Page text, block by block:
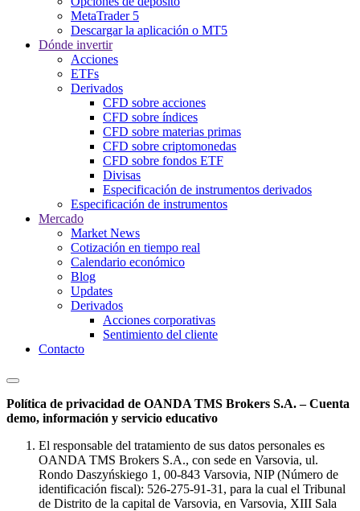
MetaTrader 5
Descargar la aplicación o MT5
Dónde invertir
Acciones
ETFs
Derivados
CFD sobre acciones
CFD sobre índices
CFD sobre materias primas
CFD sobre criptomonedas
CFD sobre fondos ETF
Divisas
Especificación de instrumentos derivados
Especificación de instrumentos
Mercado
Market News
Cotización en tiempo real
Calendario económico
Blog
Updates
Derivados
Acciones corporativas
Sentimiento del cliente
Contacto
Política de privacidad de OANDA TMS Brokers S.A. – Cuenta
demo, información y servicio educativo
El responsable del tratamiento de sus datos personales es
OANDA TMS Brokers S.A., con sede en Varsovia, ul.
Rondo Daszyńskiego 1, 00-843 Varsovia, NIP (Número de
identificación fiscal): 526-275-91-31, para la cual el Tribunal
de Distrito de la capital de Varsovia, en Varsovia, XIII Sala